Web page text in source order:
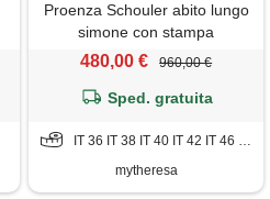
Proenza Schouler abito lungo
simone con stampa
480,00 € 960,00 €
Sped. gratuita
IT 36 IT 38 IT 40 IT 42 IT 46 IT 48
mytheresa